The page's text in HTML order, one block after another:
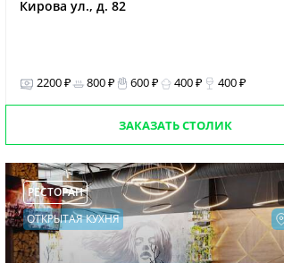
Кирова ул., д. 82
2200 ₽ 800 ₽ 600 ₽ 400 ₽ 400 ₽
ЗАКАЗАТЬ СТОЛИК
РЕСТОРАН
ОТКРЫТАЯ КУХНЯ